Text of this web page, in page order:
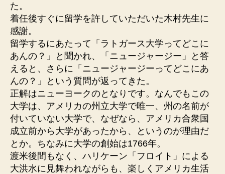
た。
着任後すぐに留学を許していただいた木村先生に
感謝。
留学するにあたって「ラトガース大学ってどこに
あんの？」と聞かれ、「ニュージャージー」と答
えると、さらに「ニュージャージーってどこにあ
んの？」という質問が返ってきた。
正解はニューヨークのとなりです。なんでもこの
大学は、アメリカの州立大学で唯一、州の名前が
付いていない大学で、なぜなら、アメリカ合衆国
成立前から大学があったから、というのが理由だ
とか。ちなみに大学の創始は1766年。
渡米後間もなく、ハリケーン「フロイト」による
大洪水に見舞われながらも、楽しくアメリカ生活